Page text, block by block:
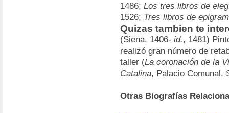
1486; Los tres libros de
1526; Tres libros de
Quizas tambien te
(Siena, 1406- id., 1481)
realizó gran número de
taller (La coronación de la
Catalina, Palacio Comunal,
Otras Biografías